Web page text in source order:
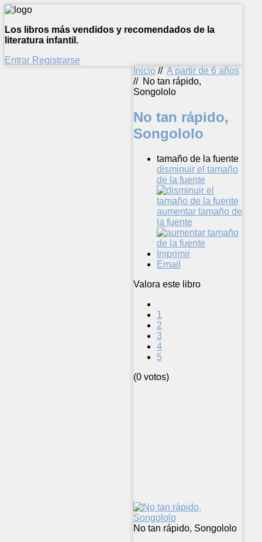
Los libros más vendidos y recomendados de la
literatura infantil.
Entrar Registrarse
Inicio // A partir de 6 años
// No tan rápido,
Songololo
No tan rápido,
Songololo
tamaño de la fuente
disminuir el tamaño
de la fuente
aumentar tamaño de
la fuente
Imprimir
Email
Valora este libro
1
2
3
4
5
(0 votos)
No tan rápido, Songololo